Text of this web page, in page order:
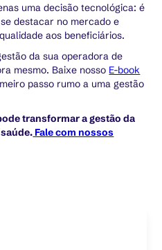
uma decisão tecnológica: é
destacar no mercado e
aos beneficiários.
da sua operadora de
mesmo. Baixe nosso E-book
passo rumo a uma gestão
transformar a gestão da
Fale com nossos